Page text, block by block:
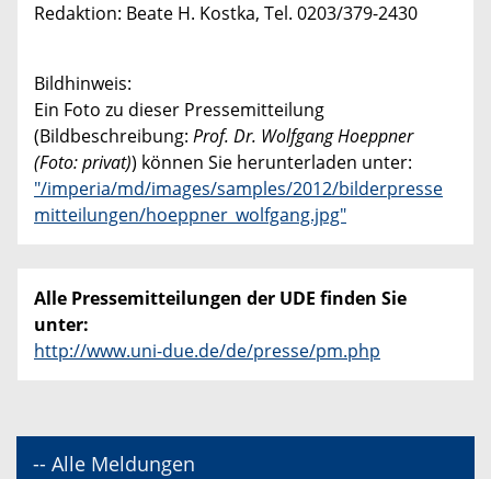
Redaktion: Beate H. Kostka, Tel. 0203/379-2430
Bildhinweis:
Ein Foto zu dieser Pressemitteilung
(Bildbeschreibung: Prof. Dr. Wolfgang Hoeppner
(Foto: privat)) können Sie herunterladen unter:
"/imperia/md/images/samples/2012/bilderpresse
mitteilungen/hoeppner_wolfgang.jpg"
Alle Pressemitteilungen der UDE finden Sie
unter:
http://www.uni-due.de/de/presse/pm.php
-- Alle Meldungen